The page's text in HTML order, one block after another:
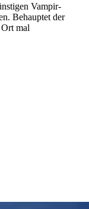
Vampir-
Behauptet der
mal